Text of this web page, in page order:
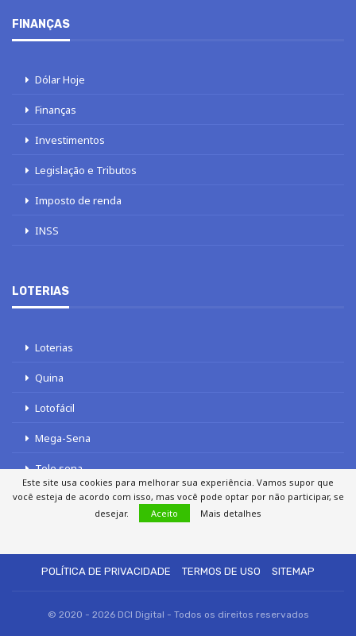
FINANÇAS
Dólar Hoje
Finanças
Investimentos
Legislação e Tributos
Imposto de renda
INSS
LOTERIAS
Loterias
Quina
Lotofácil
Mega-Sena
Tele sena
POLÍTICA DE PRIVACIDADE
TERMOS DE USO SITEMAP
© 2020 - 2026 DCI Digital - Todos os direitos reservados
Este site usa cookies para melhorar sua experiência. Vamos supor que
você esteja de acordo com isso, mas você pode optar por não participar, se
desejar.
Aceito Mais detalhes